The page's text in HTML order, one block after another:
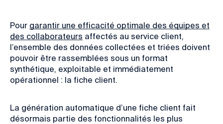
Pour garantir une efficacité optimale des équipes et
des collaborateurs affectés au service client,
l’ensemble des données collectées et triées doivent
pouvoir être rassemblées sous un format
synthétique, exploitable et immédiatement
opérationnel : la fiche client.
La génération automatique d’une fiche client fait
désormais partie des fonctionnalités les plus